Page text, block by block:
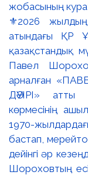
⚜️2026 жылдың
атындағы ҚР
қазақстандық
Павел
арналған
ДӘУІРІ» атты
көрмесінің
1970-
бастап,
дейінгі әр
Шороховтың